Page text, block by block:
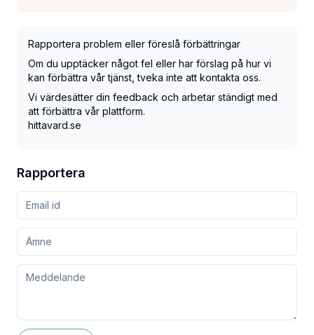
Rapportera problem eller föreslå förbättringar
Om du upptäcker något fel eller har förslag på hur vi
kan förbättra vår tjänst, tveka inte att kontakta oss.
Vi värdesätter din feedback och arbetar ständigt med
att förbättra vår plattform.
hittavard.se
Rapportera